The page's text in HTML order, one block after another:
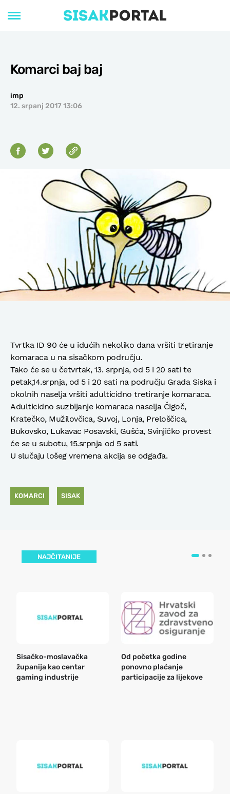
Komarci baj baj
imp
12. srpanj 2017 13:06
Tvrtka ID 90 će u idućih nekoliko dana vršiti tretiranje
komaraca u na sisačkom području.
Tako će se u četvrtak, 13. srpnja, od 5 i 20 sati te
petak,14.srpnja, od 5 i 20 sati na području Grada Siska i
okolnih naselja vršiti adulticidno tretiranje komaraca.
Adulticidno suzbijanje komaraca naselja Čigoč,
Kratečko, Mužilovčica, Suvoj, Lonja, Preloščica,
Bukovsko, Lukavac Posavski, Gušća, Svinjičko provest
će se u subotu, 15.srpnja od 5 sati.
U slučaju lošeg vremena akcija se odgađa.
KOMARCI SISAK
NAJČITANIJE
Sisačko-moslavačka
županija kao centar
gaming industrije
Od početka godine
ponovno plaćanje
participacije za lijekove